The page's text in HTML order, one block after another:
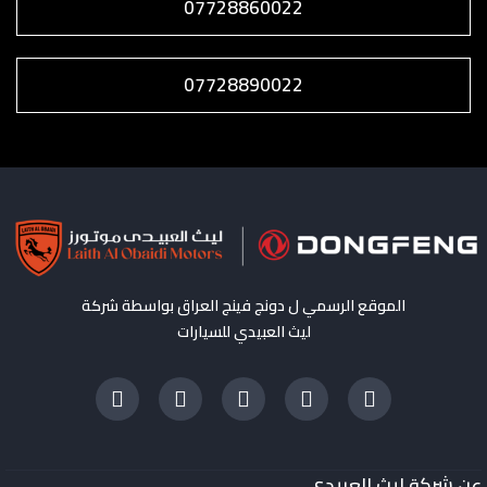
07728860022
07728890022
الموقع الرسمي ل دونج فينج العراق بواسطة شركة
ليث العبيدي للسيارات